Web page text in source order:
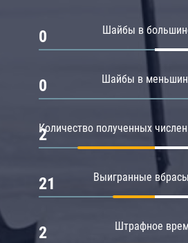
Шайбы в
0
Шайбы в
0
Количество полученных
2
Выигранные
21
Штрафное
2